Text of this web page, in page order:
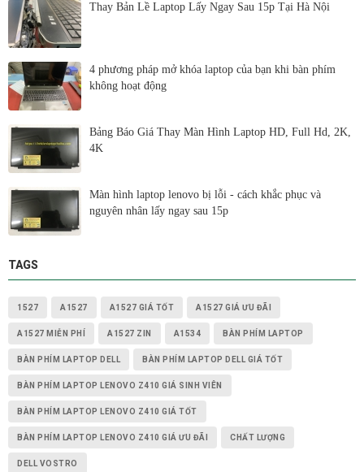
Thay Bản Lề Laptop Lấy Ngay Sau 15p Tại Hà Nội
4 phương pháp mở khóa laptop của bạn khi bàn phím
không hoạt động
Bảng Báo Giá Thay Màn Hình Laptop HD, Full Hd, 2K,
4K
Màn hình laptop lenovo bị lỗi - cách khắc phục và
nguyên nhân lấy ngay sau 15p
TAGS
1527 A1527 A1527 GIÁ TỐT A1527 GIÁ ƯU ĐÃI
A1527 MIỄN PHÍ A1527 ZIN A1534 BÀN PHÍM LAPTOP
BÀN PHÍM LAPTOP DELL BÀN PHÍM LAPTOP DELL GIÁ TỐT
BÀN PHÍM LAPTOP LENOVO Z410 GIÁ SINH VIÊN
BÀN PHÍM LAPTOP LENOVO Z410 GIÁ TỐT
BÀN PHÍM LAPTOP LENOVO Z410 GIÁ ƯU ĐÃI CHẤT LƯỢNG
DELL VOSTRO